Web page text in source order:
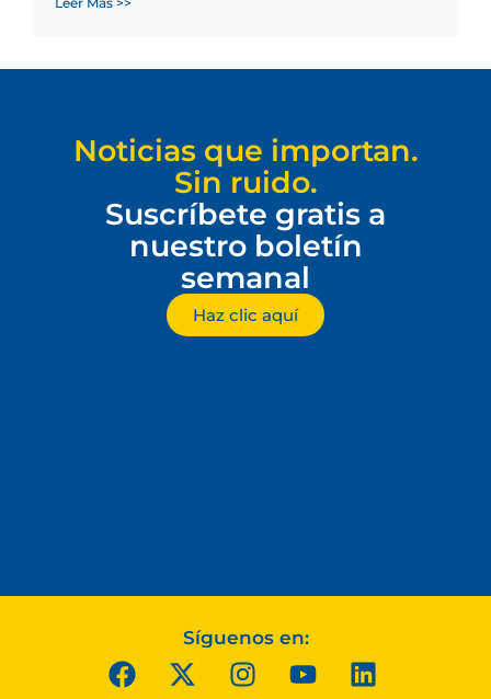
Noticias que importan.
Sin ruido.
Suscríbete gratis a
nuestro boletín
semanal
Haz clic aquí
Síguenos en: